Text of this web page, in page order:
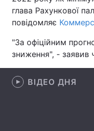
Економіка
Спорт
Техно і зв'язок
глава Рахункової
повідомляє
"За офіційним
зниження", - заявив
ВІДЕО ДНЯ